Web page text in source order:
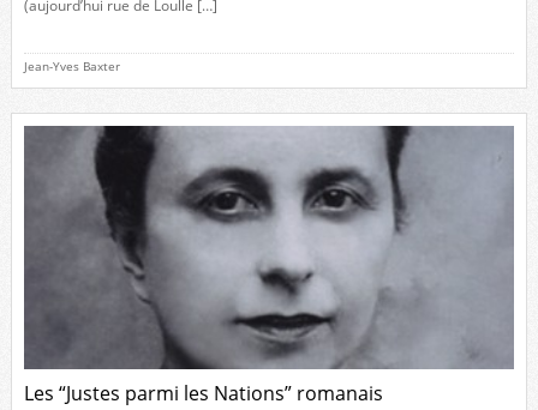
(aujourd’hui rue de Loulle […]
Jean-Yves Baxter
Les “Justes parmi les Nations” romanais